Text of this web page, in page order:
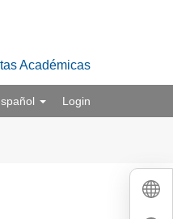
Académicas
Login